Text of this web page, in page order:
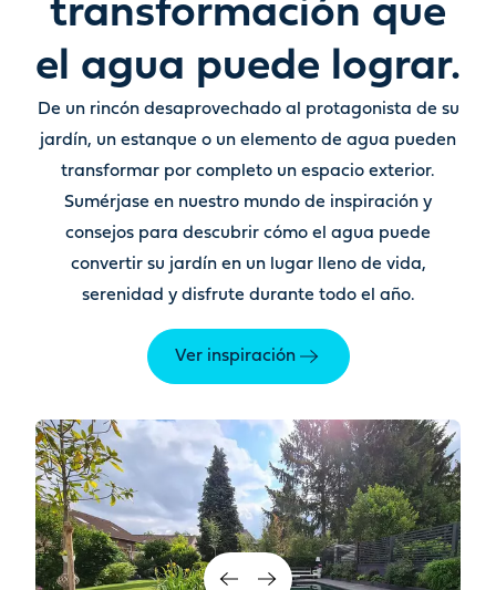
transformación que
el agua puede lograr.
De un rincón desaprovechado al protagonista de su
jardín, un estanque o un elemento de agua pueden
transformar por completo un espacio exterior.
Sumérjase en nuestro mundo de inspiración y
consejos para descubrir cómo el agua puede
convertir su jardín en un lugar lleno de vida,
serenidad y disfrute durante todo el año.
Ver inspiración